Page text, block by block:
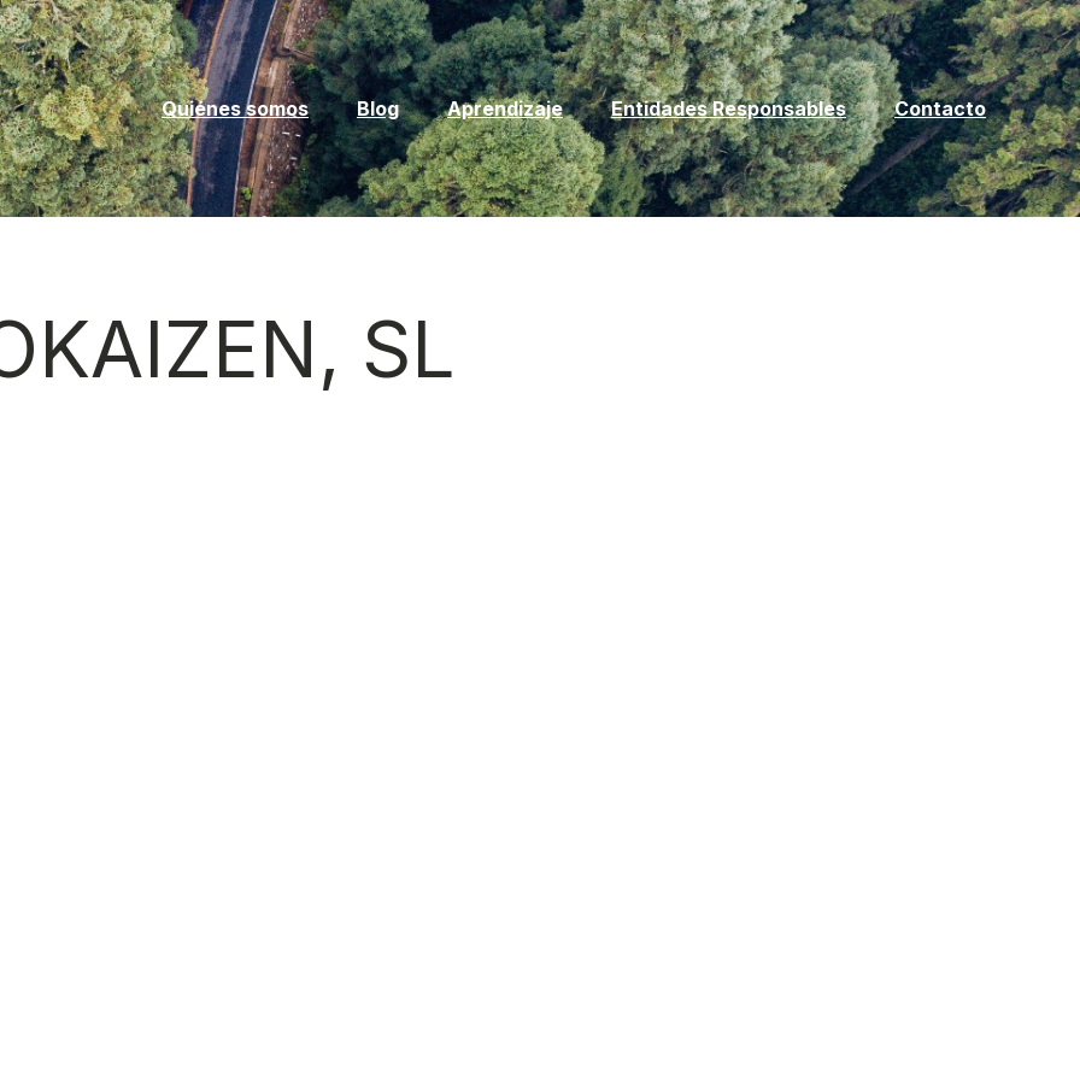
Quiénes somos Blog Aprendizaje Entidades Responsables Contacto
SL